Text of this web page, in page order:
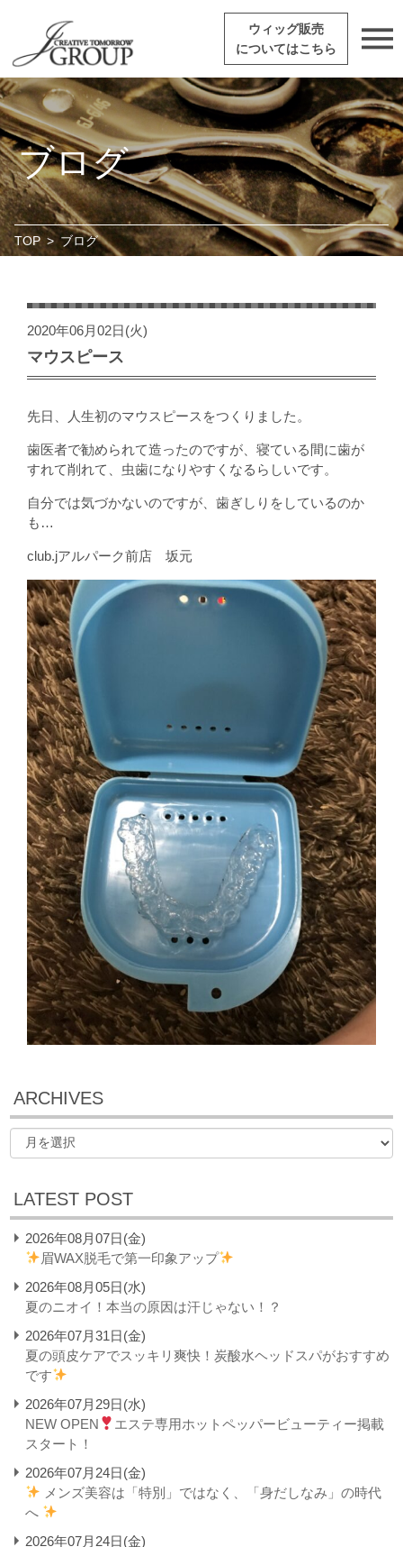
ウィッグ販売
についてはこちら
ブログ
TOP > ブログ
2020年06月02日(火)
マウスピース
先日、人生初のマウスピースをつくりました。
歯医者で勧められて造ったのですが、寝ている間に歯が
すれて削れて、虫歯になりやすくなるらしいです。
自分では気づかないのですが、歯ぎしりをしているのか
も…
club.jアルパーク前店 坂元
ARCHIVES
LATEST POST
2026年08月07日(金)
眉WAX脱毛で第一印象アップ
2026年08月05日(水)
夏のニオイ！本当の原因は汗じゃない！？
2026年07月31日(金)
夏の頭皮ケアでスッキリ爽快！炭酸水ヘッドスパがおすすめ
です
2026年07月29日(水)
NEW OPEN
エステ専用ホットペッパービューティー掲載
スタート！
2026年07月24日(金)
メンズ美容は「特別」ではなく、「身だしなみ」の時代
へ
2026年07月24日(金)